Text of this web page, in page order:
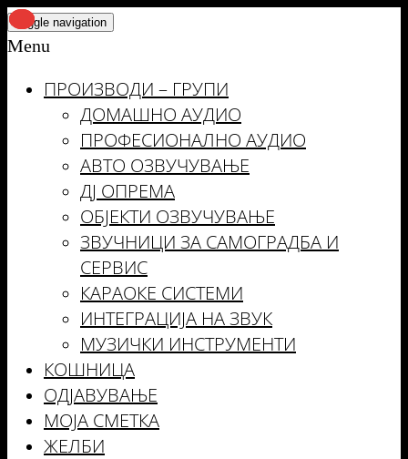
Skip
to
content
Toggle navigation
Menu
ПРОИЗВОДИ – ГРУПИ
ДОМАШНО АУДИО
ПРОФЕСИОНАЛНО АУДИО
АВТО ОЗВУЧУВАЊЕ
ДЈ ОПРЕМА
ОБЈЕКТИ ОЗВУЧУВАЊЕ
ЗВУЧНИЦИ ЗА САМОГРАДБА И
СЕРВИС
КАРАОКЕ СИСТЕМИ
ИНТЕГРАЦИЈА НА ЗВУК
МУЗИЧКИ ИНСТРУМЕНТИ
КОШНИЦА
ОДЈАВУВАЊЕ
МОЈА СМЕТКА
ЖЕЛБИ